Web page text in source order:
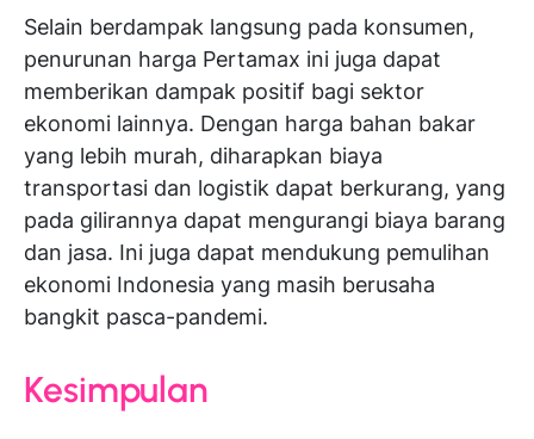
Selain berdampak langsung pada konsumen,
penurunan harga Pertamax ini juga dapat
memberikan dampak positif bagi sektor
ekonomi lainnya. Dengan harga bahan bakar
yang lebih murah, diharapkan biaya
transportasi dan logistik dapat berkurang, yang
pada gilirannya dapat mengurangi biaya barang
dan jasa. Ini juga dapat mendukung pemulihan
ekonomi Indonesia yang masih berusaha
bangkit pasca-pandemi.
Kesimpulan